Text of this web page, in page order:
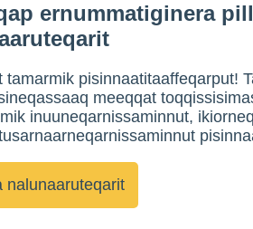
ernummatiginera
tamarmik pisinnaatitaaffeqarput!
meeqqat
inuuneqarnissaminnut,
nalunaaruteqarit